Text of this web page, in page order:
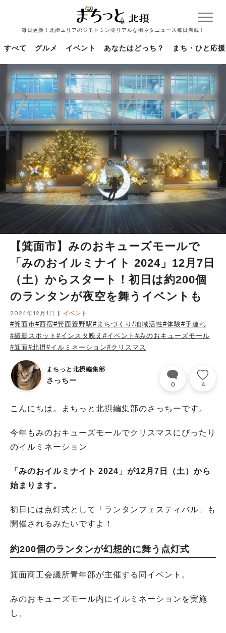
毎日更新！北摂エリアのジモトミン発リアルな街ネタニュース毎日満載！
すべて グルメ イベント あなたはどっち？ まち・ひと応援
【箕面市】みのおキューズモールで
「みのおイルミナイト 2024」12月7日
（土）からスタート！初日は約200個
のランタンが夜空を舞うイベントも
2024年12月1日 イベント
#箕面市#西宿#箕面萱野駅#まちづくり/地域活性#体験#子連れ
#撮影スポット #インスタ映え #イベント #みのおキューズモール
#箕面#北摂#イルミネーション#クリスマス
まちっと北摂編集部
さっちー 0 4
こんにちは。まちっと北摂編集部のさっちーです。
今年もみのおキューズモールでクリスマスにぴったり
のイルミネーション
「みのおイルミナイト 2024」が12月7日（土）から
始まります。
初日には点灯式として「ランタンフェスティバル」も
開催されるみたいですよ！
約200個のランタンが幻想的に舞う点灯式
箕面商工会議所青年部が主催する同イベント。
みのおキューズモール内にイルミネーションを実施
し、